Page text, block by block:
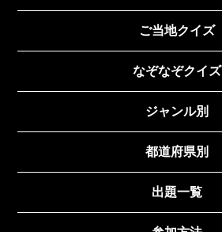
ご当地クイズ
なぞなぞクイズ
ジャンル別
都道府県別
出題一覧